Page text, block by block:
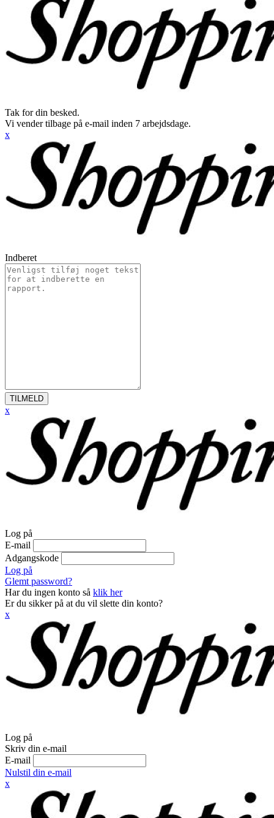
Tak for din besked.
Vi vender tilbage på e-mail inden 7 arbejdsdage.
x
Indberet
TILMELD
x
Log på
E-mail
Adgangskode
Log på
Glemt password?
Har du ingen konto så klik her
Er du sikker på at du vil slette din konto?
x
Log på
Skriv din e-mail
E-mail
Nulstil din e-mail
x